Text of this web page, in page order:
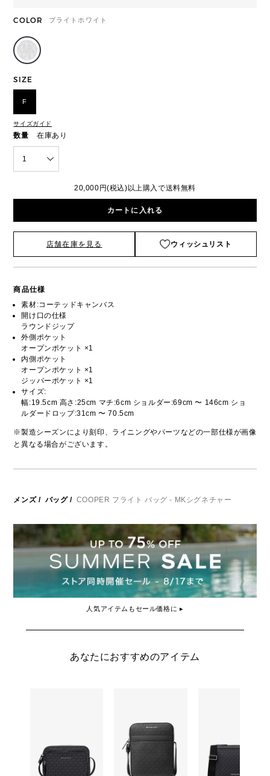
COLOR ブライトホワイト
SIZE
F
サイズガイド
数量 在庫あり
1
20,000円(税込)以上購入で送料無料
カートに入れる
店舗在庫を見る ウィッシュリスト
商品仕様
素材:コーテッドキャンバス
開け口の仕様
ラウンドジップ
外側ポケット
オープンポケット ×1
内側ポケット
オープンポケット ×1
ジッパーポケット ×1
サイズ:
幅:19.5cm 高さ:25cm マチ:6cm ショルダー:69cm 〜 146cm ショ
ルダードロップ:31cm 〜 70.5cm
※製造シーズンにより刻印、ライニングやパーツなどの一部仕様が画像
と異なる場合がございます。
メンズ/ バッグ/ COOPER フライト バッグ - MKシグネチャー
人気アイテムもセール価格に ▸
あなたにおすすめのアイテム